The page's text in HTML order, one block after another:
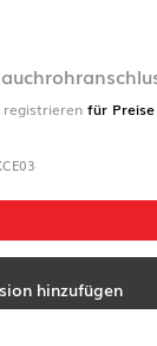
registrieren für Preise
hinzufügen